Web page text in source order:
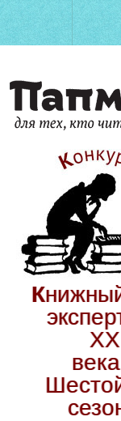
Книжный